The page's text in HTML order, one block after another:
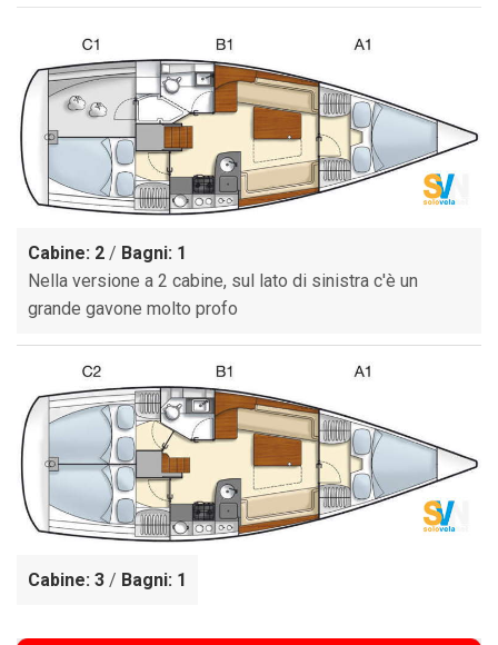
Cabine: 2 / Bagni: 1
Nella versione a 2 cabine, sul lato di sinistra c'è un
grande gavone molto profo
Cabine: 3 / Bagni: 1